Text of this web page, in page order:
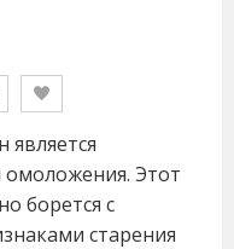
является
Этот
борется с
старения